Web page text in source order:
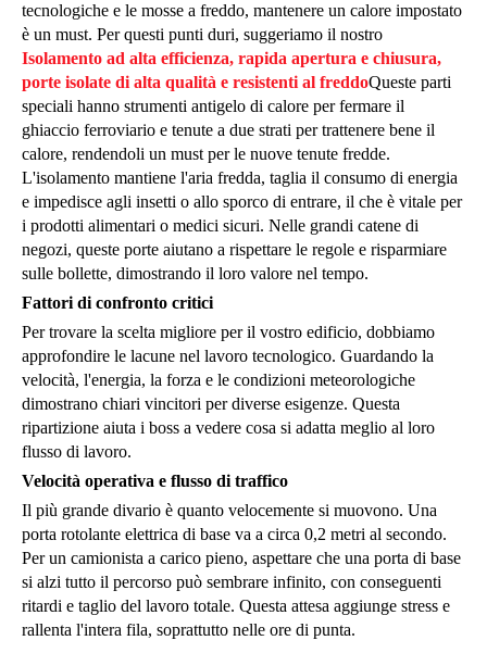
tecnologiche e le mosse a freddo, mantenere un calore impostato
è un must. Per questi punti duri, suggeriamo il nostro
Isolamento ad alta efficienza, rapida apertura e chiusura,
porte isolate di alta qualità e resistenti al freddoQueste parti
speciali hanno strumenti antigelo di calore per fermare il
ghiaccio ferroviario e tenute a due strati per trattenere bene il
calore, rendendoli un must per le nuove tenute fredde.
L'isolamento mantiene l'aria fredda, taglia il consumo di energia
e impedisce agli insetti o allo sporco di entrare, il che è vitale per
i prodotti alimentari o medici sicuri. Nelle grandi catene di
negozi, queste porte aiutano a rispettare le regole e risparmiare
sulle bollette, dimostrando il loro valore nel tempo.
Fattori di confronto critici
Per trovare la scelta migliore per il vostro edificio, dobbiamo
approfondire le lacune nel lavoro tecnologico. Guardando la
velocità, l'energia, la forza e le condizioni meteorologiche
dimostrano chiari vincitori per diverse esigenze. Questa
ripartizione aiuta i boss a vedere cosa si adatta meglio al loro
flusso di lavoro.
Velocità operativa e flusso di traffico
Il più grande divario è quanto velocemente si muovono. Una
porta rotolante elettrica di base va a circa 0,2 metri al secondo.
Per un camionista a carico pieno, aspettare che una porta di base
si alzi tutto il percorso può sembrare infinito, con conseguenti
ritardi e taglio del lavoro totale. Questa attesa aggiunge stress e
rallenta l'intera fila, soprattutto nelle ore di punta.